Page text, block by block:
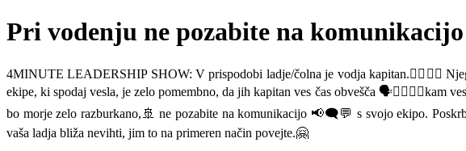
Pri vodenju ne pozabite na komunikacijo
4MINUTE LEADERSHIP SHOW: V prispodobi ladje/čolna je vodja kapitan.👨‍✈️👩‍✈️
ekipe, ki spodaj vesla, je zelo pomembno, da jih kapitan ves čas obvešča 🗣️🧏‍♀️🧏‍♂️kam
bo morje zelo razburkano,🚢 ne pozabite na komunikacijo 📢🗨️💬 s svojo ekipo.
vaša ladja bliža nevihti, jim to na primeren način povejte.🤗